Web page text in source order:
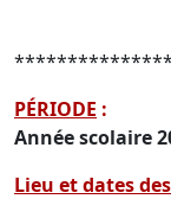
PÉRIODE :
Année scolaire
Lieu et dates